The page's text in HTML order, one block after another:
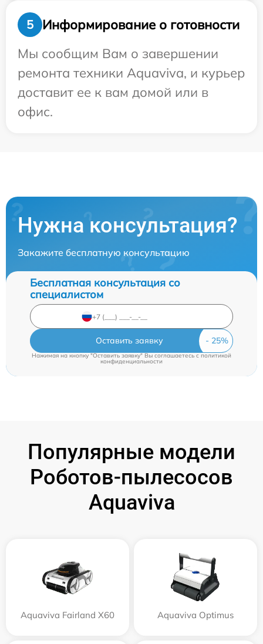
5
Информирование о готовности
Мы сообщим Вам о завершении
ремонта техники Aquaviva, и курьер
доставит ее к вам домой или в
офис.
Нужна консультация?
Закажите бесплатную консультацию
Бесплатная консультация со
специалистом
Оставить заявку
Нажимая на кнопку "Оставить заявку" Вы соглашаетесь c политикой
конфиденциальности
Популярные модели
Роботов-пылесосов
Aquaviva
Aquaviva Fairland X60 Aquaviva Optimus